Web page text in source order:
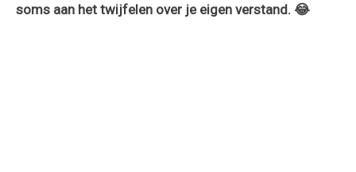
soms aan het twijfelen over je eigen verstand. 😂